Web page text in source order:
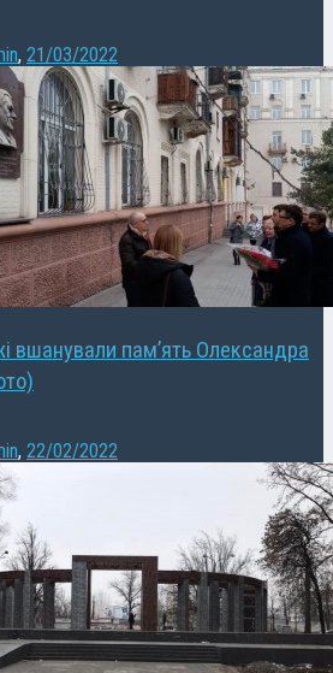
, 21/03/2022
вшанували пам’ять Олександра
, 22/02/2022